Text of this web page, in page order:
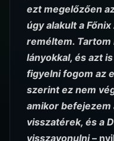
ezt megelőzően
úgy alakult a
reméltem. Tartom
lányokkal, és azt
figyelni fogom az
szerint ez nem
amikor befejezem
visszatérek, és a
visszavonulni–